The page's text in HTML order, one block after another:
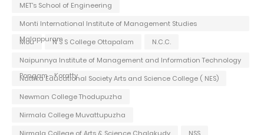
MET's School of Engineering
Monti International Institute of Management Studies
Malappuram
Mou N S S College Ottapalam
N.C.C.
Naipunnya Institute of Management and Information Technology
Pongam - Koratty
Nattika Educational Society Arts and Science College ( NES)
Newman College Thodupuzha
Nirmala College Muvattupuzha